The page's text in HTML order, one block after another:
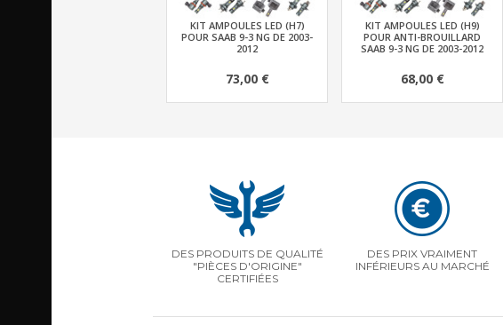
KIT AMPOULES LED (H7)
POUR SAAB 9-3 NG DE 2003-
2012
73,00 €
KIT AMPOULES LED (H9)
POUR ANTI-BROUILLARD
SAAB 9-3 NG DE 2003-2012
68,00 €
DES PRODUITS DE QUALITÉ
"PIÈCES D'ORIGINE"
CERTIFIÉES
DES PRIX VRAIMENT
INFÉRIEURS AU MARCHÉ